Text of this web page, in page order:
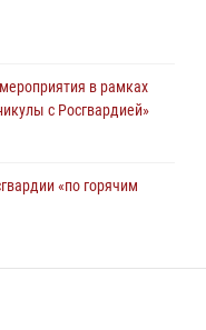
в рамках
с Росгвардией»
«по горячим